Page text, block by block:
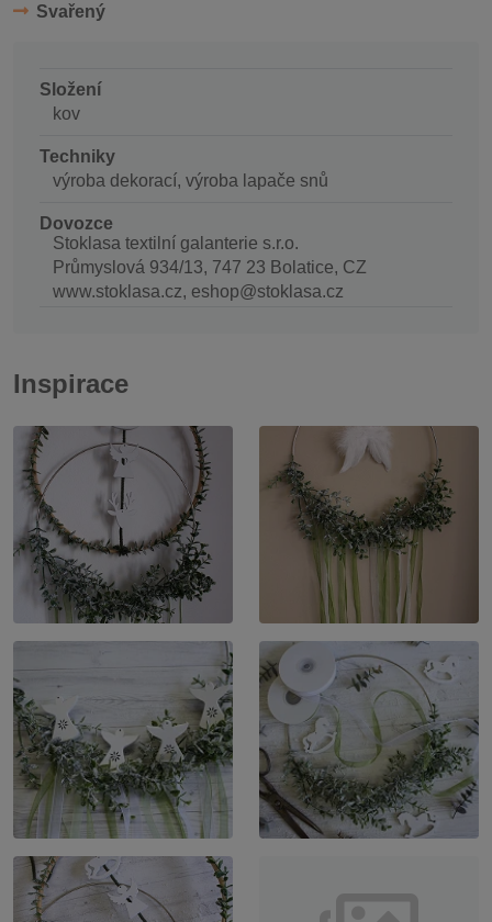
Svařený
Složení
kov
Techniky
výroba dekorací, výroba lapače snů
Dovozce
Stoklasa textilní galanterie s.r.o.
Průmyslová 934/13, 747 23 Bolatice, CZ
www.stoklasa.cz, eshop@stoklasa.cz
Inspirace